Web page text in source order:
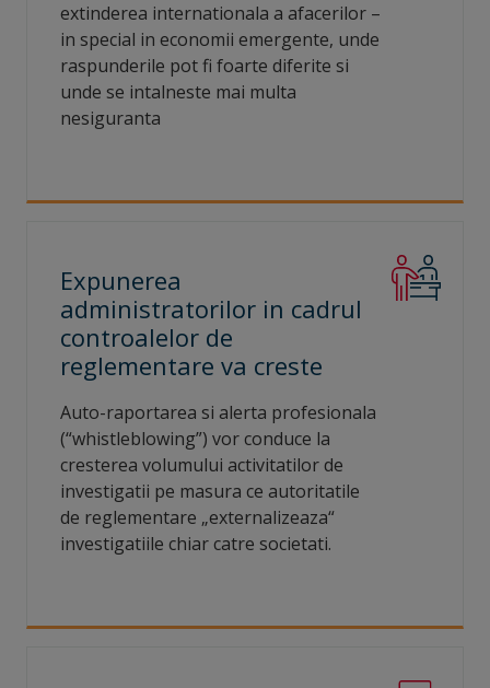
extinderea internationala a afacerilor –
in special in economii emergente, unde
raspunderile pot fi foarte diferite si
unde se intalneste mai multa
nesiguranta
Expunerea
administratorilor in cadrul
controalelor de
reglementare va creste
Auto-raportarea si alerta profesionala
(“whistleblowing”) vor conduce la
cresterea volumului activitatilor de
investigatii pe masura ce autoritatile
de reglementare „externalizeaza“
investigatiile chiar catre societati.